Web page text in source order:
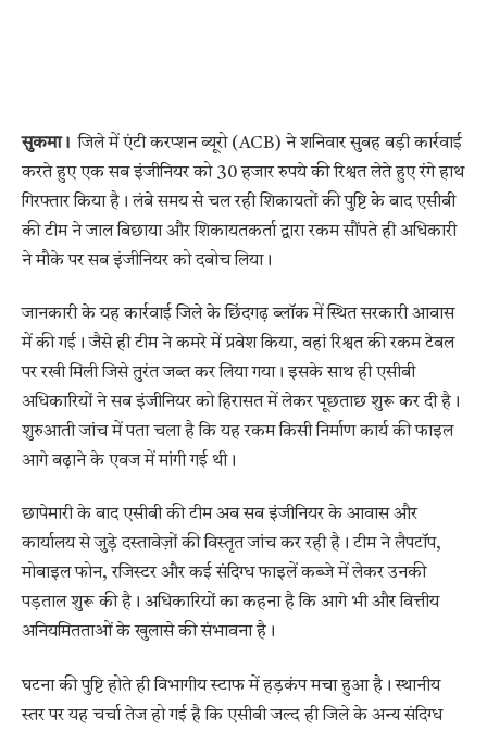
सुकमा। जिले में एंटी करप्शन ब्यूरो (ACB) ने शनिवार सुबह बड़ी कार्रवाई
करते हुए एक सब इंजीनियर को 30 हजार रुपये की रिश्वत लेते हुए रंगे हाथ
गिरफ्तार किया है। लंबे समय से चल रही शिकायतों की पुष्टि के बाद एसीबी
की टीम ने जाल बिछाया और शिकायतकर्ता द्वारा रकम सौंपते ही अधिकारी
ने मौके पर सब इंजीनियर को दबोच लिया।
जानकारी के यह कार्रवाई जिले के छिंदगढ़ ब्लॉक में स्थित सरकारी आवास
में की गई। जैसे ही टीम ने कमरे में प्रवेश किया, वहां रिश्वत की रकम टेबल
पर रखी मिली जिसे तुरंत जब्त कर लिया गया। इसके साथ ही एसीबी
अधिकारियों ने सब इंजीनियर को हिरासत में लेकर पूछताछ शुरू कर दी है।
शुरुआती जांच में पता चला है कि यह रकम किसी निर्माण कार्य की फाइल
आगे बढ़ाने के एवज में मांगी गई थी।
छापेमारी के बाद एसीबी की टीम अब सब इंजीनियर के आवास और
कार्यालय से जुड़े दस्तावेज़ों की विस्तृत जांच कर रही है। टीम ने लैपटॉप,
मोबाइल फोन, रजिस्टर और कई संदिग्ध फाइलें कब्जे में लेकर उनकी
पड़ताल शुरू की है। अधिकारियों का कहना है कि आगे भी और वित्तीय
अनियमितताओं के खुलासे की संभावना है।
घटना की पुष्टि होते ही विभागीय स्टाफ में हड़कंप मचा हुआ है। स्थानीय
स्तर पर यह चर्चा तेज हो गई है कि एसीबी जल्द ही जिले के अन्य संदिग्ध